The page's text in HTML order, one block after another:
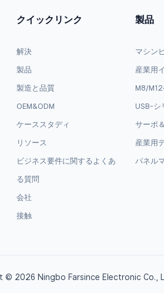
クイックリンク
解決
製品
製造と品質
OEM&ODM
ケーススタディ
リソース
ビジネス要件に関するよくあ
る質問
会社
接触
製品
マシン
産業用
M8/
USB-シ
サーボ
産業用
パネル
© 2026 Ningbo Farsince Electronic Co.,